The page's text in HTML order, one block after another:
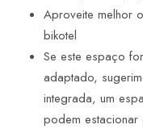
Aproveite melhor
bikotel
Se este espaço
adaptado,
integrada, um
podem